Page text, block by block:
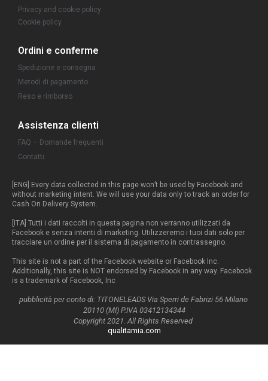
Privacy and cookie policy
Cookie policy
Ordini e conferme
Spedizione e consegna
Metodi di pagamento
Reso e rimborso
Assistenza clienti
FAQ – Domande frequenti
Contatti
[ENG] Every data collected in this page won’t be used by Facebook and
without marketing intent. We will use your data only to track an order for
Cash On Delivery System.
[ITA] Tutti i dati raccolti in questa pagina non verranno utilizzati da
Facebook e senza intenti di marketing. Utilizzeremo i tuoi dati solo per
tracciare un ordine per il sistema di pagamento in contrassegno.
This site is not a part of the Facebook website or Facebook Inc.
Additionally, this site is NOT endorsed by Facebook in any way. Facebook
is a trademark of Facebook, Inc
pubblicità per conto di: TITONELEADS Via Sperri de Fabrizi 56 Milano
20110 (MI) P.IVA 03412134344
Copyright 2021. All Rights Reserved
qualitamia.com